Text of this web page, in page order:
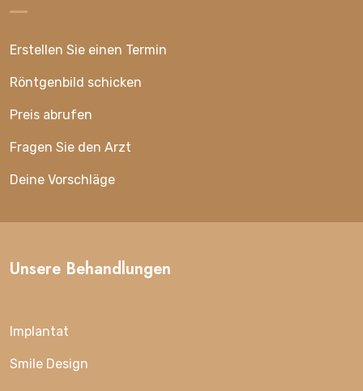
Erstellen Sie einen Termin
Röntgenbild schicken
Preis abrufen
Fragen Sie den Arzt
Deine Vorschläge
Unsere Behandlungen
Implantat
Smile Design